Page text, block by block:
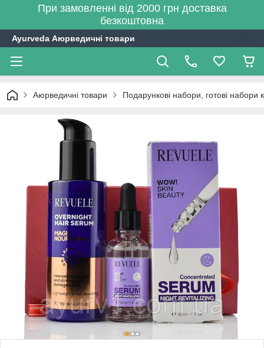
При замовленні від 2000 грн доставка
безкоштовна
Ayurveda Аюрведичні товари
Аюрведичні товари Подарункові набори, готові набори